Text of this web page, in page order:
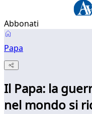
Abbonati
Papa
Il Papa: la
nel mondo si